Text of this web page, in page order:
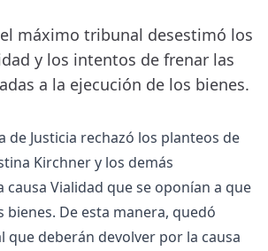
máximo tribunal desestimó los
y los intentos de frenar las
a la ejecución de los bienes.
de Justicia rechazó los planteos de
Kirchner y los demás
causa Vialidad que se oponían a que
bienes. De esta manera, quedó
deberán devolver por la causa